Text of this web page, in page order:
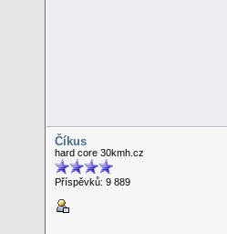
Číkus
hard core 30kmh.cz
Příspěvků: 9 889